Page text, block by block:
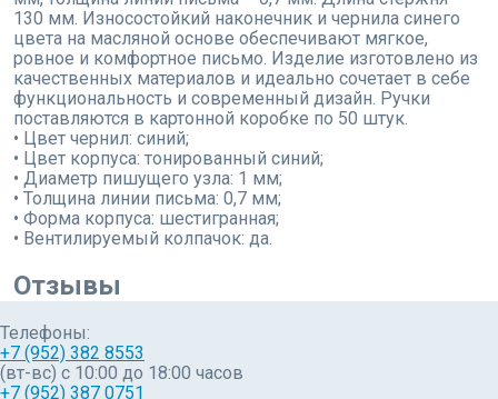
130 мм. Износостойкий наконечник и чернила синего
цвета на масляной основе обеспечивают мягкое,
ровное и комфортное письмо. Изделие изготовлено из
качественных материалов и идеально сочетает в себе
функциональность и современный дизайн. Ручки
поставляются в картонной коробке по 50 штук.
• Цвет чернил: синий;
• Цвет корпуса: тонированный синий;
• Диаметр пишущего узла: 1 мм;
• Толщина линии письма: 0,7 мм;
• Форма корпуса: шестигранная;
• Вентилируемый колпачок: да.
Отзывы
Телефоны:
+7 (952) 382 8553
(вт-вс) c 10:00 до 18:00 часов
+7 (952) 387 0751